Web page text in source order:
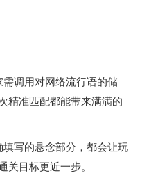
调用对网络流行语的储
精准匹配都能带来满满的
写的悬念部分，都会让玩
关目标更近一步。